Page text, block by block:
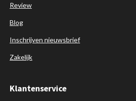
Review
Blog
Inschrijven nieuwsbrief
Zakelijk
Klantenservice